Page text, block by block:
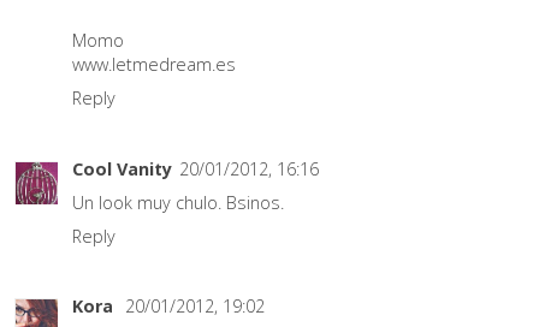
Momo
www.letmedream.es
Reply
Cool Vanity 20/01/2012, 16:16
Un look muy chulo. Bsinos.
Reply
Kora
20/01/2012, 19:02